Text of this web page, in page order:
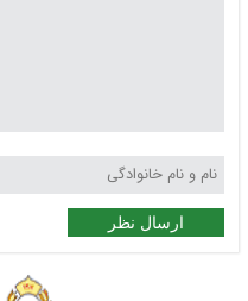
ارسال نظر